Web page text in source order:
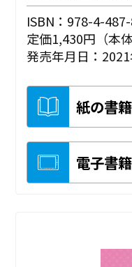
ISBN：978-4-
定価1,430円（本
発売年月日：
紙の書
電子書